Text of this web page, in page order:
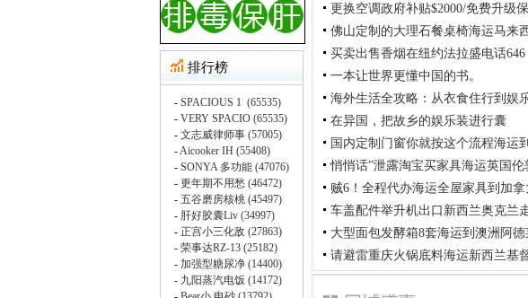
更换空调政府补贴$2000/免费升级
佛山定制的大理石餐桌椅海运马来
买卖出售香烟在纽约法拉盛电话646
一本让世界更懂中国的书。
海外生活全攻略：从衣食住行到娱
在异国，把故乡的娱乐装进行囊
国内定制门窗你就按这个流程海运
悄悄话”泄露淘宝买家具海运英国
贼6！全程代办海运全屋家具到加
车盖配件举升机出口新西兰奥克兰
大型面包发酵箱8套海运到澳洲阿
请避雷重庆火锅底料海运新西兰基